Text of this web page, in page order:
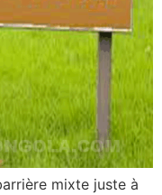
mixte juste à